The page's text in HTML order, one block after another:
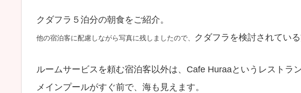
クダフラ５泊分の朝食をご紹介。
他の宿泊客に配慮しながら写真に残しましたので、 クダフラを検討されてい
ルームサービスを頼む宿泊客以外は、Cafe Huraaというレストラ
メインプールがすぐ前で、海も見えます。